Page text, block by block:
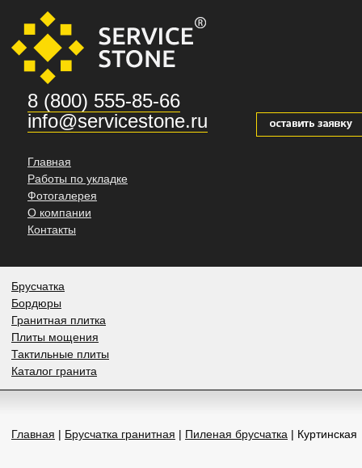
8 (800) 555-85-66
info@servicestone.ru
Главная
Работы по укладке
Фотогалерея
О компании
Контакты
Брусчатка
Бордюры
Гранитная плитка
Плиты мощения
Тактильные плиты
Каталог гранита
Главная | Брусчатка гранитная | Пиленая брусчатка | Куртинская